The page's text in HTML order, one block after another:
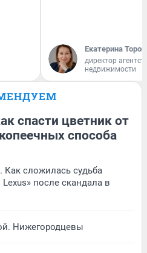
Екатерина
директор
недвижимости
спасти цветник от
способа
Как сложилась судьба
после скандала в
Нижегородцевы